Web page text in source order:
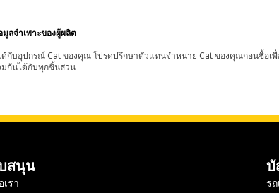
ลจำเพาะของผู้ผลิต
กับอุปกรณ์ Cat ของคุณ โปรดปรึกษาตัวแทนจำหน่าย Cat ของคุณก่อนซื้อ
มกันได้กับทุกชิ้นส่วน
สนุน
รา
บั
ร